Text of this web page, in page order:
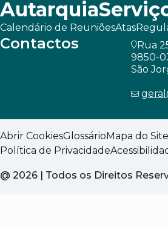
Autarquia
Calendário de ReuniõesAtas
Contactos
Rua
9850-
São
Abrir CookiesGlossárioMapa do Site
Política de Privacidade
@ 2026 | Todos os Direitos